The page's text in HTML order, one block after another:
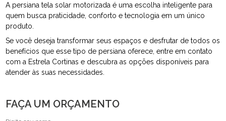
A persiana tela solar motorizada é uma escolha inteligente para
quem busca praticidade, conforto e tecnologia em um único
produto.
Se você deseja transformar seus espaços e desfrutar de todos os
benefícios que esse tipo de persiana oferece, entre em contato
com a Estrela Cortinas e descubra as opções disponíveis para
atender às suas necessidades.
FAÇA UM ORÇAMENTO